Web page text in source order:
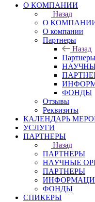
О КОМПАНИИ
Назад
О
О компании
Партнеры
Назад
Партнеры
ФОНДЫ
Отзывы
Реквизиты
КАЛЕНДАРЬ
УСЛУГИ
ПАРТНЕРЫ
Назад
ПАРТНЕРЫ
НАУЧНЫЕ
ПАРТНЕРЫ
ФОНДЫ
СПИКЕРЫ